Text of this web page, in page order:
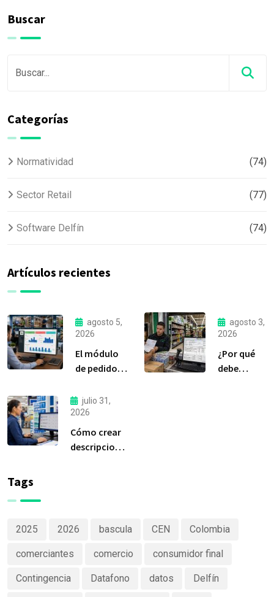
Buscar
Categorías
Normatividad (74)
Sector Retail (77)
Software Delfín (74)
Artículos recientes
agosto 5,
2026
El módulo
de pedidos:
la
herramienta
más
importante
de Delfín
agosto 3,
2026
¿Por qué
debe
julio 31,
2026
Cómo crear
descripciones
Tags
2025 2026 bascula CEN Colombia
comerciantes comercio consumidor final
Contingencia Datafono datos Delfín